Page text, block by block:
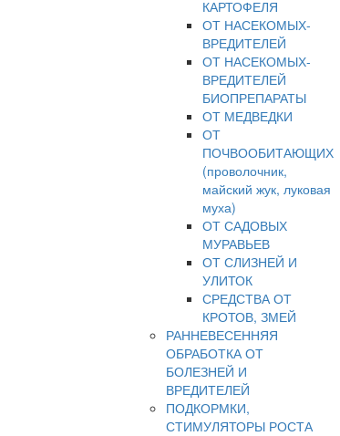
КАРТОФЕЛЯ
ОТ НАСЕКОМЫХ-
ВРЕДИТЕЛЕЙ
ОТ НАСЕКОМЫХ-
ВРЕДИТЕЛЕЙ
БИОПРЕПАРАТЫ
ОТ МЕДВЕДКИ
ОТ
ПОЧВООБИТАЮЩИХ
(проволочник,
майский жук, луковая
муха)
ОТ САДОВЫХ
МУРАВЬЕВ
ОТ СЛИЗНЕЙ И
УЛИТОК
СРЕДСТВА ОТ
КРОТОВ, ЗМЕЙ
РАННЕВЕСЕННЯЯ
ОБРАБОТКА ОТ
БОЛЕЗНЕЙ И
ВРЕДИТЕЛЕЙ
ПОДКОРМКИ,
СТИМУЛЯТОРЫ РОСТА